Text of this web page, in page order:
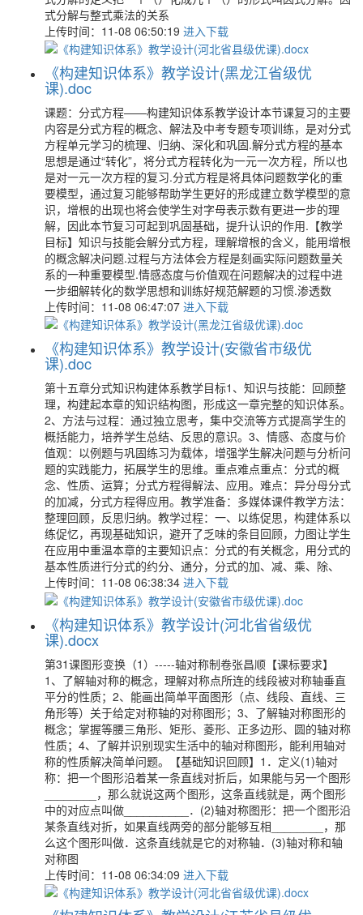
式分解与整式乘法的关系
上传时间：11-08 06:50:19 进入下载
《构建知识体系》教学设计(黑龙江省级优
课).doc
课题：分式方程——构建知识体系教学设计本节课复习的主要
内容是分式方程的概念、解法及中考专题专项训练，是对分式
方程单元学习的梳理、归纳、深化和巩固.解分式方程的基本
思想是通过“转化”，将分式方程转化为一元一次方程，所以也
是对一元一次方程的复习.分式方程是将具体问题数学化的重
要模型，通过复习能够帮助学生更好的形成建立数学模型的意
识，增根的出现也将会使学生对字母表示数有更进一步的理
解，因此本节复习可起到巩固基础，提升认识的作用.【教学
目标】知识与技能会解分式方程，理解增根的含义，能用增根
的概念解决问题.过程与方法体会方程是刻画实际问题数量关
系的一种重要模型.情感态度与价值观在问题解决的过程中进
一步细解转化的数学思想和训练好规范解题的习惯.渗透数
上传时间：11-08 06:47:07 进入下载
《构建知识体系》教学设计(安徽省市级优
课).doc
第十五章分式知识构建体系教学目标1、知识与技能：回顾整
理，构建起本章的知识结构图，形成这一章完整的知识体系。
2、方法与过程：通过独立思考，集中交流等方式提高学生的
概括能力，培养学生总结、反思的意识。3、情感、态度与价
值观：以例题与巩固练习为载体，增强学生解决问题与分析问
题的实践能力，拓展学生的思维。重点难点重点：分式的概
念、性质、运算；分式方程得解法、应用。难点：异分母分式
的加减，分式方程得应用。教学准备：多媒体课件教学方法：
整理回顾，反思归纳。教学过程：一、以练促思，构建体系以
练促忆，再现基础知识，避开了乏味的条目回顾，力图让学生
在应用中重温本章的主要知识点：分式的有关概念，用分式的
基本性质进行分式的约分、通分，分式的加、减、乘、除、
上传时间：11-08 06:38:34 进入下载
《构建知识体系》教学设计(河北省省级优
课).docx
第31课图形变换（1）-----轴对称制卷张昌顺【课标要求】
1、了解轴对称的概念，理解对称点所连的线段被对称轴垂直
平分的性质；2、能画出简单平面图形（点、线段、直线、三
角形等）关于给定对称轴的对称图形；3、了解轴对称图形的
概念；掌握等腰三角形、矩形、菱形、正多边形、圆的轴对称
性质；4、了解并识别现实生活中的轴对称图形，能利用轴对
称的性质解决简单问题。【基础知识回顾】1．定义(1)轴对
称：把一个图形沿着某一条直线对折后，如果能与另一个图形
________，那么就说这两个图形，这条直线就是，两个图形
中的对应点叫做__________．(2)轴对称图形：把一个图形沿
某条直线对折，如果直线两旁的部分能够互相________，那
么这个图形叫做．这条直线就是它的对称轴．(3)轴对称和轴
对称图
上传时间：11-08 06:34:09 进入下载